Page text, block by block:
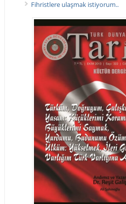
Fihristlere ulaşmak istiyorum..